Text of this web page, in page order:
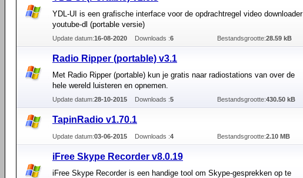
YDL-UI is een grafische interface voor de opdrachtregel video downloader
youtube-dl (portable versie)
Update datum:16-08-2020 Downloads :6 Bestandsgrootte:28.59 kB
Radio Ripper (portable) v3.1
Met Radio Ripper (portable) kun je gratis naar radiostations van over de
hele wereld luisteren en opnemen.
Update datum:28-10-2015 Downloads :5 Bestandsgrootte:430.50 kB
TapinRadio v1.70.1
Update datum:03-06-2015 Downloads :4 Bestandsgrootte:2.10 MB
iFree Skype Recorder v8.0.19
iFree Skype Recorder is een handige tool om Skype-gesprekken op te